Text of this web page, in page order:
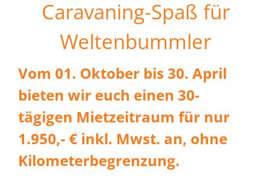
Caravaning-Spaß für
Weltenbummler
Vom 01. Oktober bis 30. April
bieten wir euch einen 30-
tägigen Mietzeitraum für nur
1.950,- € inkl. Mwst. an, ohne
Kilometerbegrenzung.